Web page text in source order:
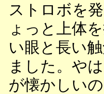
ストロボを
ょっと上体
い眼と長い
ました。や
が懐かしい